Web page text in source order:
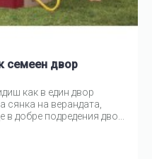
семеен двор
как в един двор
сянка на верандата,
в добре подредения дво...